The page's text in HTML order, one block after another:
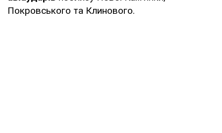
Покровського та Клинового.